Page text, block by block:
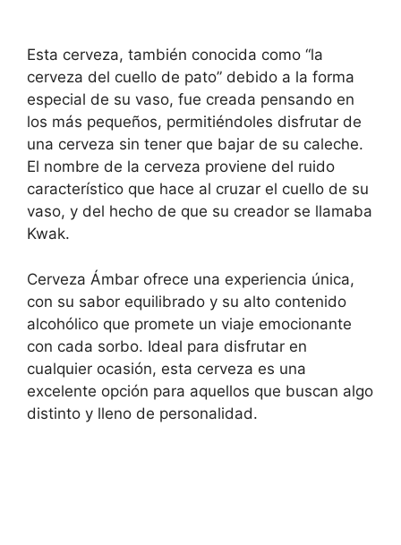
Esta cerveza, también conocida como “la
cerveza del cuello de pato” debido a la forma
especial de su vaso, fue creada pensando en
los más pequeños, permitiéndoles disfrutar de
una cerveza sin tener que bajar de su caleche.
El nombre de la cerveza proviene del ruido
característico que hace al cruzar el cuello de su
vaso, y del hecho de que su creador se llamaba
Kwak.
Cerveza Ámbar ofrece una experiencia única,
con su sabor equilibrado y su alto contenido
alcohólico que promete un viaje emocionante
con cada sorbo. Ideal para disfrutar en
cualquier ocasión, esta cerveza es una
excelente opción para aquellos que buscan algo
distinto y lleno de personalidad.